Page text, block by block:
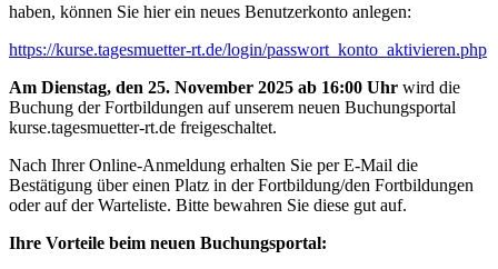
haben, können Sie hier ein neues Benutzerkonto anlegen:
https://kurse.tagesmuetter-rt.de/login/passwort_konto_aktivieren.php
Am Dienstag, den 25. November 2025 ab 16:00 Uhr wird die
Buchung der Fortbildungen auf unserem neuen Buchungsportal
kurse.tagesmuetter-rt.de freigeschaltet.
Nach Ihrer Online-Anmeldung erhalten Sie per E-Mail die
Bestätigung über einen Platz in der Fortbildung/den Fortbildungen
oder auf der Warteliste. Bitte bewahren Sie diese gut auf.
Ihre Vorteile beim neuen Buchungsportal: